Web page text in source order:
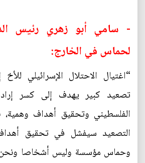
- سامي أبو زهري رئيس
لحماس في الخارج:
“اغتيال الاحتلال الإسرائيلي
تصعيد كبير يهدف إلى كسر
الفلسطيني وتحقيق أهداف
التصعيد سيفشل في تحقيق
وحماس مؤسسة وليس أشخاصا